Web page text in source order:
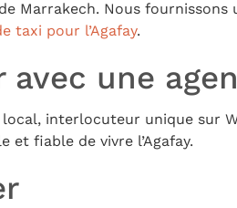
Marrakech. Nous fournissons
taxi pour l’Agafay.
avec une
interlocuteur unique sur
et fiable de vivre l’Agafay.